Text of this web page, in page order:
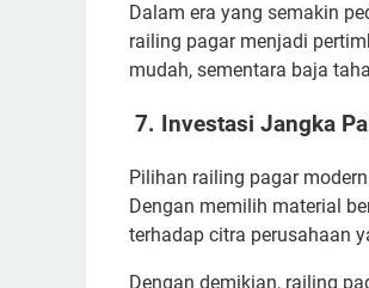
Dalam era yang semakin
railing pagar menjadi
mudah, sementara baja
7. Investasi Jangka
Pilihan railing pagar
Dengan memilih material
terhadap citra perusahaan
Dengan demikian, railing